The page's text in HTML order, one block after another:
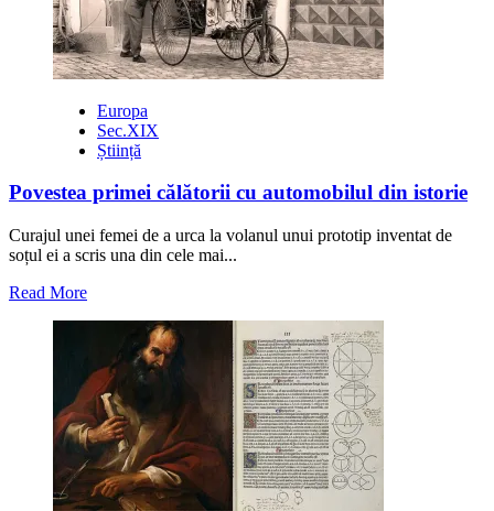
gaură
neagră
Europa
Sec.XIX
Știință
Povestea primei călătorii cu automobilul din istorie
Curajul unei femei de a urca la volanul unui prototip inventat de
soțul ei a scris una din cele mai...
Read MoreRead
Povestea
primei
călătorii
cu
automobilul
din
istorie